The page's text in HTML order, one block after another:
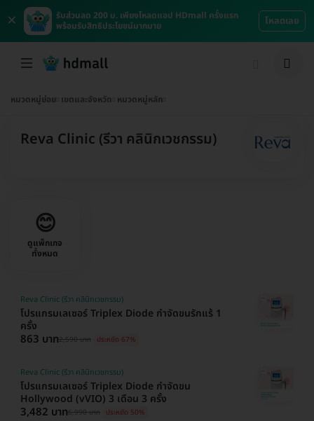
×
รับส่วนลด 200 บ. เพียงโหลดแอป HDmall ครั้งแรก
พร้อมรับสิทธิประโยชน์มากมาย
โหลดเลย
หมวดหมู่ย่อย เขตและจังหวัด หมวดหมู่หลัก
Reva Clinic (รีวา คลินิกเวชกรรม)
😊
ดูแพ็กเกจ
ทั้งหมด
โปรแกรมเลเซอร์ Triplex Diode กำจัดขนรักแร้ 1
ครั้ง
Reva Clinic (รีวา คลินิกเวชกรรม)
863 บาท2,590 บาท ประหยัด 67%
โปรแกรมเลเซอร์ Triplex Diode กำจัดขน
Hollywood (vVIO) 3 เดือน 3 ครั้ง
Reva Clinic (รีวา คลินิกเวชกรรม)
3,482 บาท6,990 บาท ประหยัด 50%